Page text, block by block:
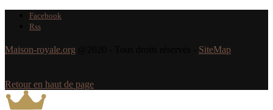
Facebook
Rss
Maison-royale.org SiteMap
Retour en haut de page